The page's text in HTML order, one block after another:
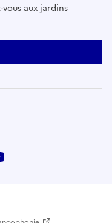
aux jardins